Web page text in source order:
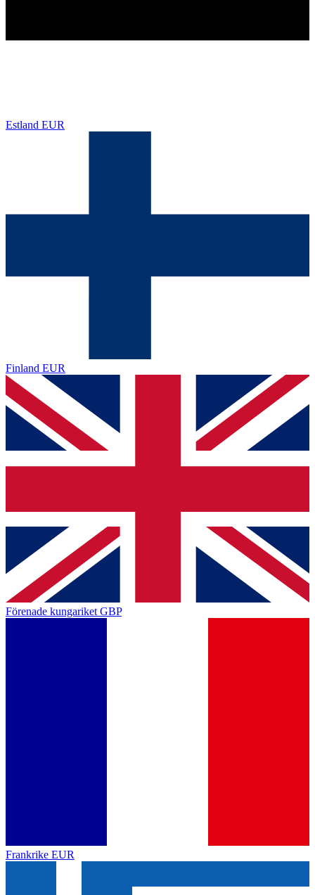
Estland EUR
Finland EUR
Förenade kungariket GBP
Frankrike EUR